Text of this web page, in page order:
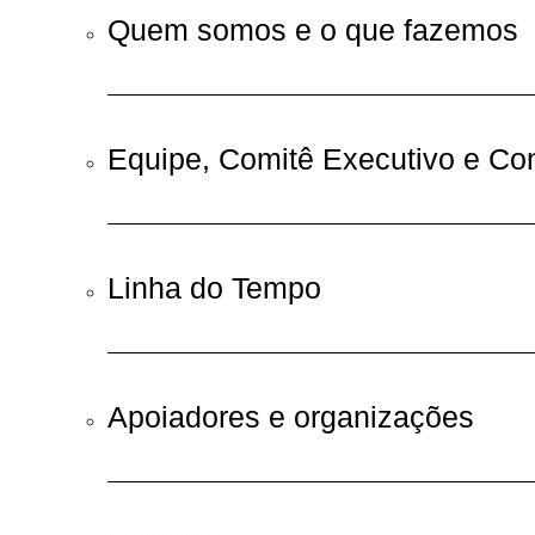
Quem somos e o que fazemos
Equipe, Comitê Executivo e
Linha do Tempo
Apoiadores e organizações